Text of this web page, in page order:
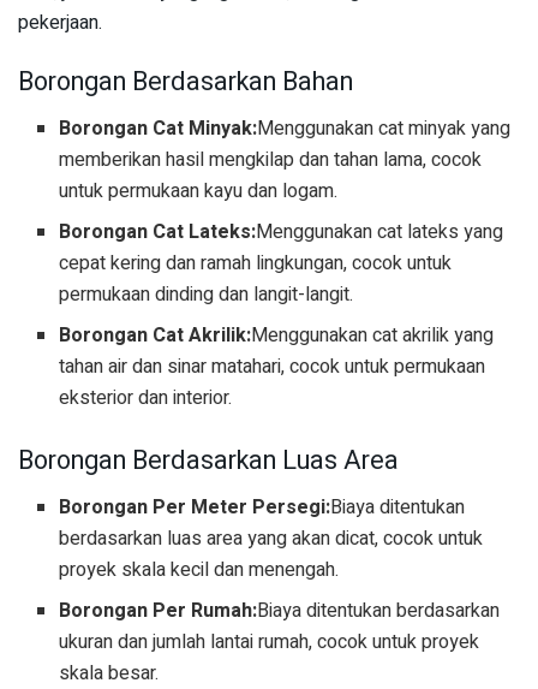
pekerjaan.
Borongan Berdasarkan Bahan
Borongan Cat Minyak:Menggunakan cat minyak yang
memberikan hasil mengkilap dan tahan lama, cocok
untuk permukaan kayu dan logam.
Borongan Cat Lateks:Menggunakan cat lateks yang
cepat kering dan ramah lingkungan, cocok untuk
permukaan dinding dan langit-langit.
Borongan Cat Akrilik:Menggunakan cat akrilik yang
tahan air dan sinar matahari, cocok untuk permukaan
eksterior dan interior.
Borongan Berdasarkan Luas Area
Borongan Per Meter Persegi:Biaya ditentukan
berdasarkan luas area yang akan dicat, cocok untuk
proyek skala kecil dan menengah.
Borongan Per Rumah:Biaya ditentukan berdasarkan
ukuran dan jumlah lantai rumah, cocok untuk proyek
skala besar.